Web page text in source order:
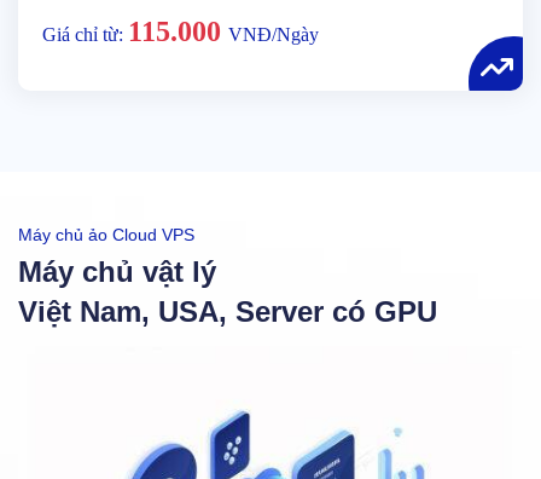
Giá chỉ từ: 115.000 VNĐ/Ngày
Máy chủ ảo Cloud VPS
Máy chủ vật lý
Việt Nam, USA, Server có GPU